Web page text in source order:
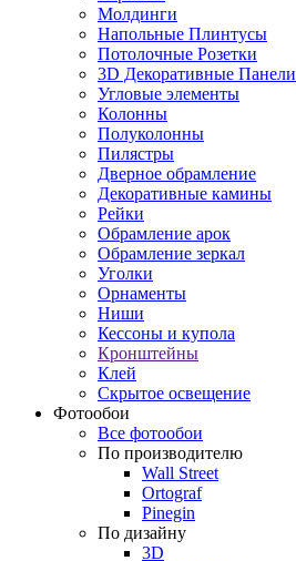
Молдинги
Напольные Плинтусы
Потолочные Розетки
3D Декоративные Панели
Угловые элементы
Колонны
Полуколонны
Пилястры
Дверное обрамление
Декоративные камины
Рейки
Обрамление арок
Обрамление зеркал
Уголки
Орнаменты
Ниши
Кессоны и купола
Кронштейны
Клей
Скрытое освещение
Фотообои
Все фотообои
По производителю
Wall Street
Ortograf
Pinegin
По дизайну
3D